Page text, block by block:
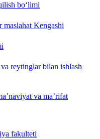
bo‘limi
Kengashi
reytinglar bilan ishlash
va ma’rifat
fakulteti